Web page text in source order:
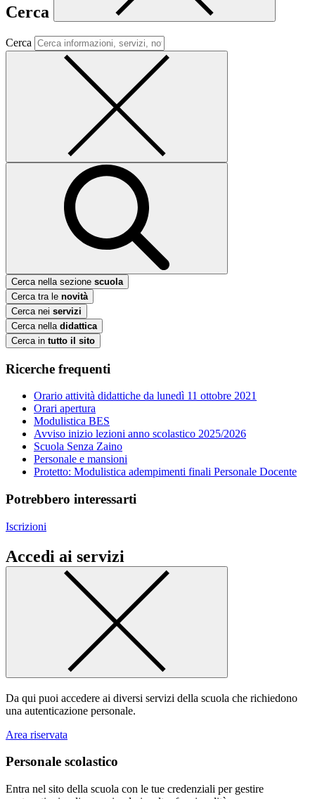
Cerca
Cerca
Cerca nella sezione scuola
Cerca tra le novità
Cerca nei servizi
Cerca nella didattica
Cerca in tutto il sito
Ricerche frequenti
Orario attività didattiche da lunedì 11 ottobre 2021
Orari apertura
Modulistica BES
Avviso inizio lezioni anno scolastico 2025/2026
Scuola Senza Zaino
Personale e mansioni
Protetto: Modulistica adempimenti finali Personale Docente
Potrebbero interessarti
Iscrizioni
Accedi ai servizi
Da qui puoi accedere ai diversi servizi della scuola che richiedono
una autenticazione personale.
Area riservata
Personale scolastico
Entra nel sito della scuola con le tue credenziali per gestire